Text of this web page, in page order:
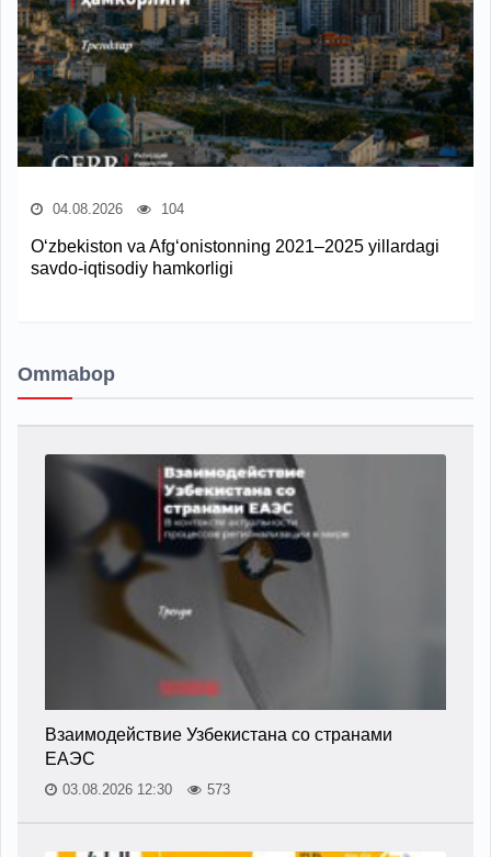
04.08.2026 104
O‘zbekiston va Afg‘onistonning 2021–2025 yillardagi
savdo-iqtisodiy hamkorligi
Ommabop
Взаимодействие Узбекистана со странами
ЕАЭС
03.08.2026 12:30 573